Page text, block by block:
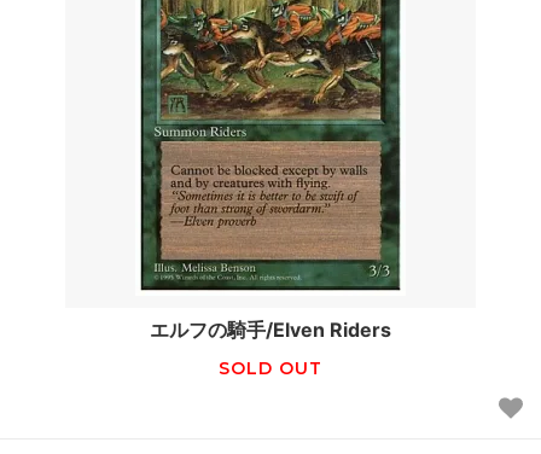
エルフの騎手/Elven Riders
SOLD OUT